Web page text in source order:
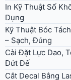
In Kỹ Thuật Số
Dụng
Kỹ Thuật Bóc
– Sạch, Đúng
Cài Đặt Lực Dao,
Đứt Đế
Cắt Decal Bằng